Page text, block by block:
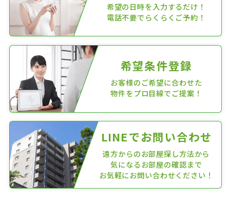
希望の日時を入力するだけ！
電話不要でらくらくご予約！
希望条件登録
お客様のご希望に合わせた
物件をプロ目線でご提案！
LINEでお問い合わせ
遠方からのお部屋探し方法から
気になるお部屋の確認まで
お気軽にお問い合わせください！